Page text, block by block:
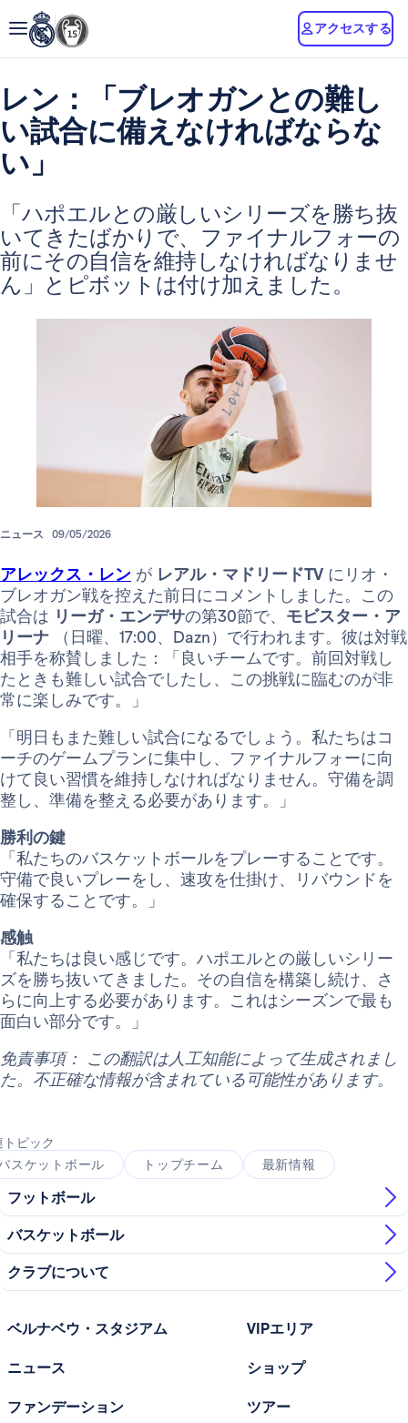
アクセスする
レン：「ブレオガンとの難し
い試合に備えなければならな
い」
「ハポエルとの厳しいシリーズを勝ち抜
いてきたばかりで、ファイナルフォーの
前にその自信を維持しなければなりませ
ん」とピボットは付け加えました。
ニュース 09/05/2026
アレックス・レン が レアル・マドリードTV にリオ・
ブレオガン戦を控えた前日にコメントしました。この
試合は リーガ・エンデサの第30節で、 モビスター・ア
リーナ
（日曜、17:00、Dazn）で行われます。彼は対戦
相手を称賛しました：「良いチームです。前回対戦し
たときも難しい試合でしたし、この挑戦に臨むのが非
常に楽しみです。」
「明日もまた難しい試合になるでしょう。私たちはコ
ーチのゲームプランに集中し、ファイナルフォーに向
けて良い習慣を維持しなければなりません。守備を調
整し、準備を整える必要があります。」
勝利の鍵
「私たちのバスケットボールをプレーすることです。
守備で良いプレーをし、速攻を仕掛け、リバウンドを
確保することです。」
感触
「私たちは良い感じです。ハポエルとの厳しいシリー
ズを勝ち抜いてきました。その自信を構築し続け、さ
らに向上する必要があります。これはシーズンで最も
面白い部分です。」
免責事項： この翻訳は人工知能によって生成されまし
た。不正確な情報が含まれている可能性があります。
トピック
スケットボール
トップチーム 最新情報
フットボール
バスケットボール
クラブについて
ベルナベウ・スタジアム
ニュース
ファンデーション
VIPエリア
ショップ
ツアー